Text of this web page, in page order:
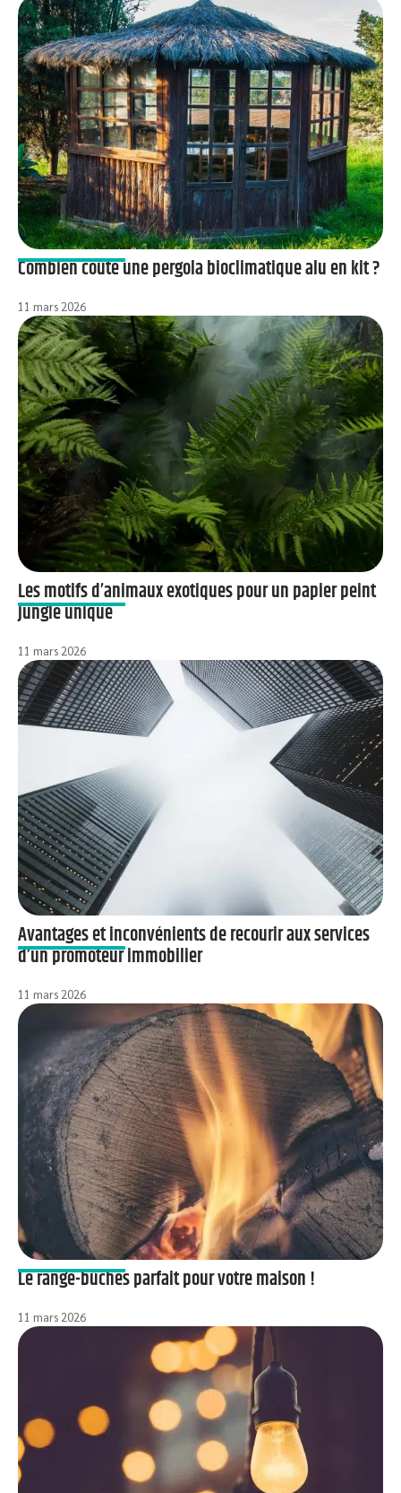
Combien coûte une pergola bioclimatique alu en kit ?
11 mars 2026
Les motifs d’animaux exotiques pour un papier peint
jungle unique
11 mars 2026
Avantages et inconvénients de recourir aux services
d’un promoteur immobilier
11 mars 2026
Le range-bûches parfait pour votre maison !
11 mars 2026